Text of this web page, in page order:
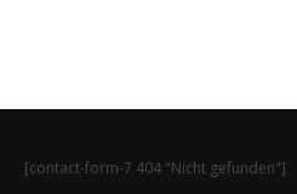
[contact-form-7 404 "Nicht gefunden"]